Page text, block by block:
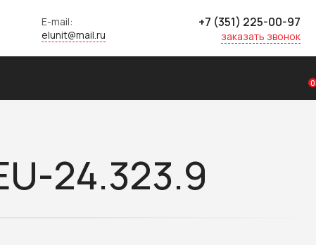
E-mail:
elunit@mail.ru
+7 (351) 225-00-97
заказать звонок
0
24.323.9